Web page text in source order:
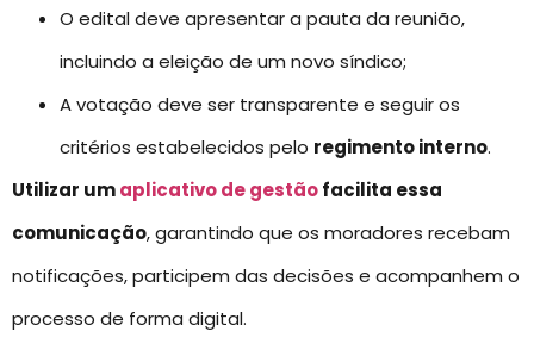
O edital deve apresentar a pauta da reunião,
incluindo a eleição de um novo síndico;
A votação deve ser transparente e seguir os
critérios estabelecidos pelo regimento interno.
Utilizar umaplicativo de gestãofacilita essa
comunicação, garantindo que os moradores recebam
notificações, participem das decisões e acompanhem o
processo de forma digital.